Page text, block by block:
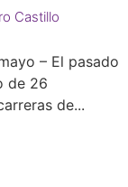
Castillo
– El pasado
de 26
de...